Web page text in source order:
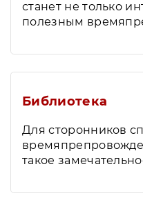
станет не только
полезным
Библиотека
Для сторонников
такое